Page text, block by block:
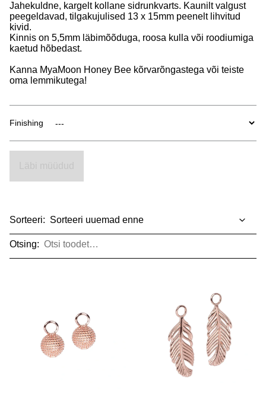
Jahekuldne, kargelt kollane sidrunkvarts. Kaunilt valgust
peegeldavad, tilgakujulised 13 x 15mm peenelt lihvitud
kivid.
Kinnis on 5,5mm läbimõõduga, roosa kulla või roodiumiga
kaetud hõbedast.
Kanna MyaMoon Honey Bee kõrvarõngastega või teiste
oma lemmikutega!
Finishing
Sorteeri:
Otsing: